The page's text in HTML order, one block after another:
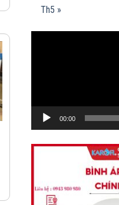
Th5 »
00:00